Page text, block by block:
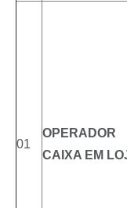
01
CAIXA EM